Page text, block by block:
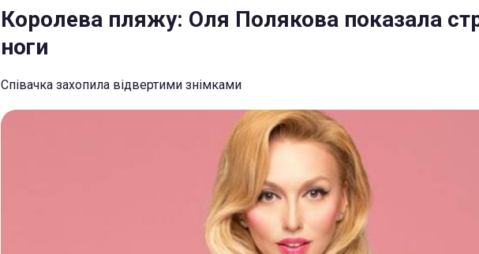
Королева пляжу: Оля Полякова показала
ноги
Співачка захопила відвертими знімками